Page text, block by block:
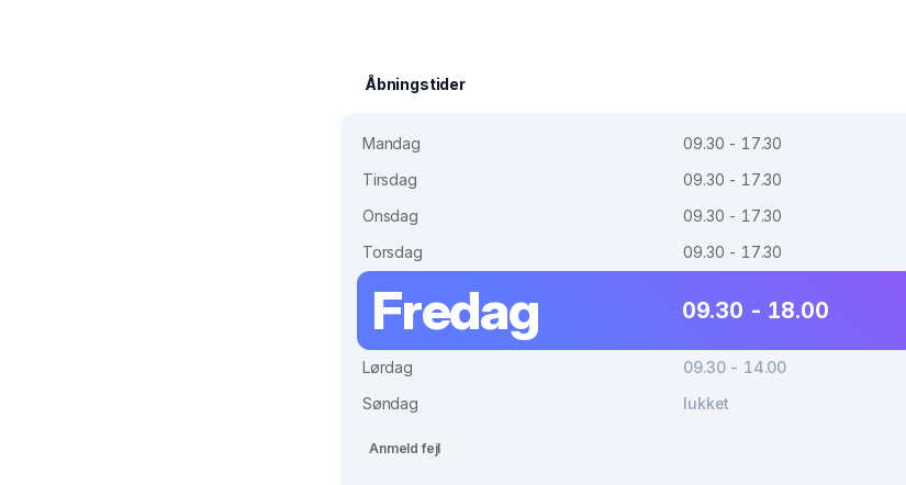
Åbningstider
Mandag
09.30 - 17.30
Tirsdag
09.30 - 17.30
Onsdag
09.30 - 17.30
Torsdag
09.30 - 17.30
Fredag 09.30 - 18.00
Lørdag
09.30 - 14.00
Søndag
lukket
Anmeld fejl